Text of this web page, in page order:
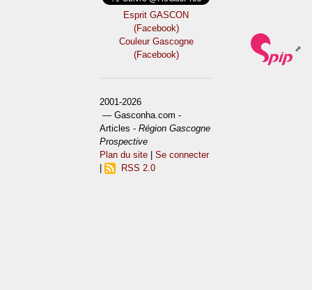
Esprit GASCON
(Facebook)
Couleur Gascogne
(Facebook)
2001-2026
— Gasconha.com -
Articles -Région Gascogne
Prospective
Plan du site |Se connecter
RSS 2.0